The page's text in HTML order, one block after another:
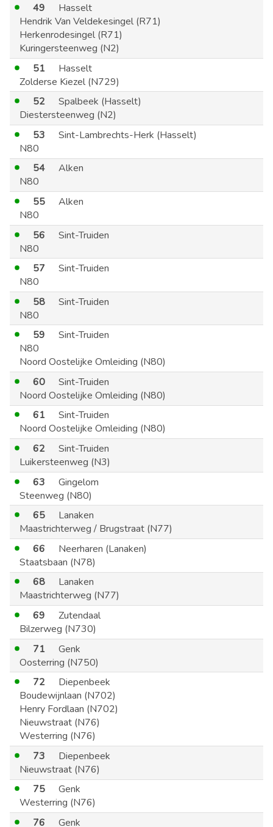
49
Hasselt
Hendrik Van Veldekesingel (R71)
Herkenrodesingel (R71)
Kuringersteenweg (N2)
51
Hasselt
Zolderse Kiezel (N729)
52
Spalbeek (Hasselt)
Diestersteenweg (N2)
53
Sint-Lambrechts-Herk (Hasselt)
N80
54
Alken
N80
55
Alken
N80
56
Sint-Truiden
N80
57
Sint-Truiden
N80
58
Sint-Truiden
N80
59
Sint-Truiden
N80
Noord Oostelijke Omleiding (N80)
60
Sint-Truiden
Noord Oostelijke Omleiding (N80)
61
Sint-Truiden
Noord Oostelijke Omleiding (N80)
62
Sint-Truiden
Luikersteenweg (N3)
63
Gingelom
Steenweg (N80)
65
Lanaken
Maastrichterweg / Brugstraat (N77)
66
Neerharen (Lanaken)
Staatsbaan (N78)
68
Lanaken
Maastrichterweg (N77)
69
Zutendaal
Bilzerweg (N730)
71
Genk
Oosterring (N750)
72
Diepenbeek
Boudewijnlaan (N702)
Henry Fordlaan (N702)
Nieuwstraat (N76)
Westerring (N76)
73
Diepenbeek
Nieuwstraat (N76)
75
Genk
Westerring (N76)
76
Genk